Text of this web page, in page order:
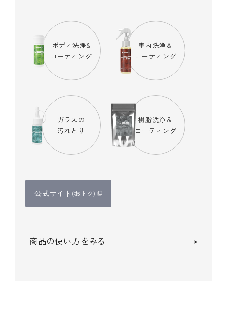
ボディ洗浄&
コーティング
車内洗浄＆
コーティング
ガラスの
汚れとり
樹脂洗浄＆
コーティング
公式サイト (おトク)
商品の使い方をみる